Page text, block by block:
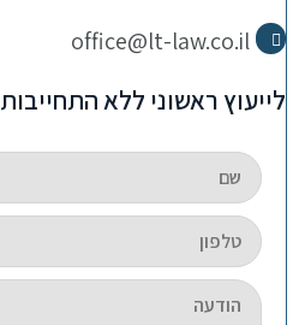
office@lt-law.co.il
לייעוץ ראשוני ללא התחייבות